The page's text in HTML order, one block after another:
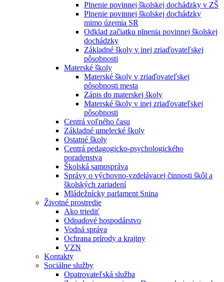
Plnenie povinnej školskej dochádzky v ZŠ
Plnenie povinnej školskej dochádzky
mimo územia SR
Odklad začiatku plnenia povinnej školskej
dochádzky
Základné školy v inej zriaďovateľskej
pôsobnosti
Materské školy
Materské školy v zriaďovateľskej
pôsobnosti mesta
Zápis do materskej školy
Materské školy v inej zriaďovateľskej
pôsobnosti
Centrá voľného času
Základné umelecké školy
Ostatné školy
Centrá pedagogicko-psychologického
poradenstva
Školská samospráva
Správy o výchovno-vzdelávacej činnosti škôl a
školských zariadení
Mládežnícky parlament Snina
Životné prostredie
Ako triediť
Odpadové hospodárstvo
Vodná správa
Ochrana prírody a krajiny
VZN
Kontakty
Sociálne služby
Opatrovateľská služba